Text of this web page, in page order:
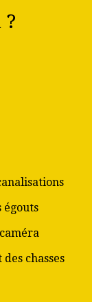
égouts
chasses